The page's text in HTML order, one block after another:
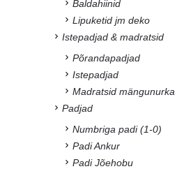
Baldahiinid
Lipuketid jm deko
Istepadjad & madratsid
Põrandapadjad
Istepadjad
Madratsid mängunurka
Padjad
Numbriga padi (1-0)
Padi Ankur
Padi Jõehobu